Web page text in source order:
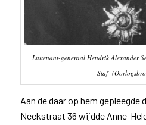
Luitenant-generaal Hendrik Alexander
Staf
Aan de daar op hem gepleegde
Neckstraat 36 wijdde Anne-